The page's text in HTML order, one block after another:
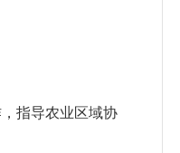
指导农业区域协